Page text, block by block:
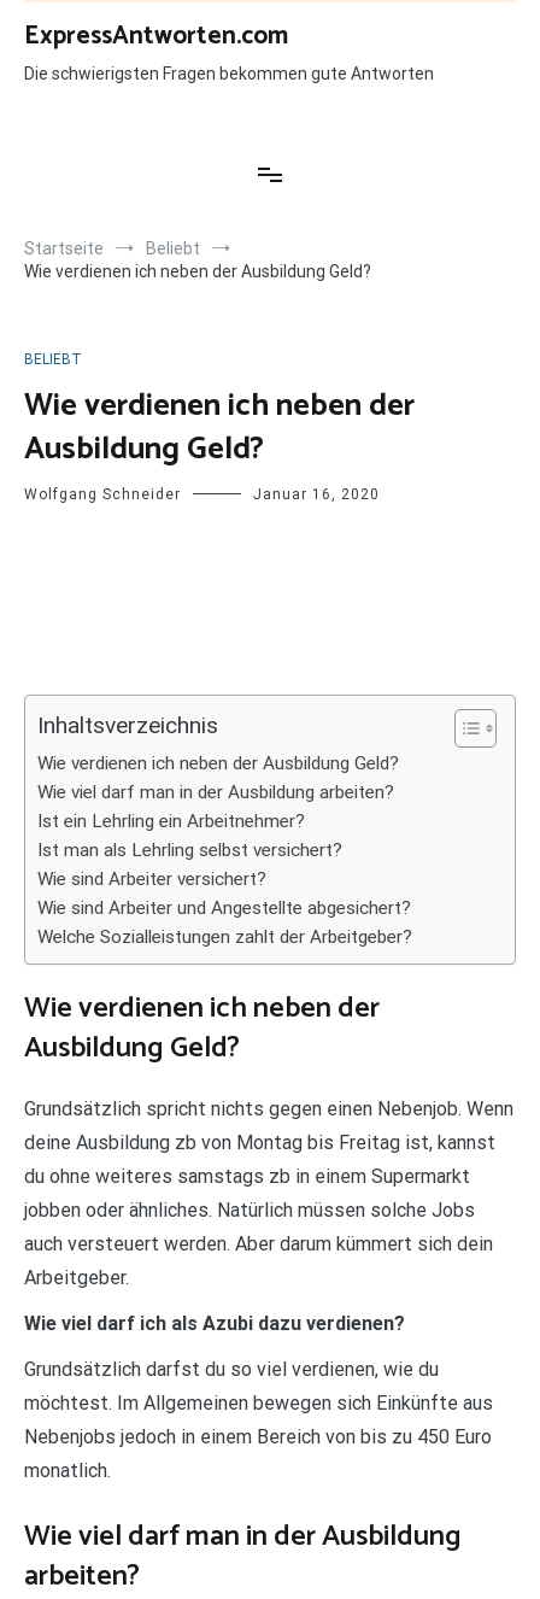
Zum
Inhalt
springen
ExpressAntworten.com
Die schwierigsten Fragen bekommen gute Antworten
Startseite
Beliebt
Wie verdienen ich neben der Ausbildung Geld?
BELIEBT
Wie verdienen ich neben der
Ausbildung Geld?
Wolfgang Schneider Januar 16, 2020
Inhaltsverzeichnis
Wie verdienen ich neben der Ausbildung Geld?
Wie viel darf man in der Ausbildung arbeiten?
Ist ein Lehrling ein Arbeitnehmer?
Ist man als Lehrling selbst versichert?
Wie sind Arbeiter versichert?
Wie sind Arbeiter und Angestellte abgesichert?
Welche Sozialleistungen zahlt der Arbeitgeber?
Wie verdienen ich neben der
Ausbildung Geld?
Grundsätzlich spricht nichts gegen einen Nebenjob. Wenn
deine Ausbildung zb von Montag bis Freitag ist, kannst
du ohne weiteres samstags zb in einem Supermarkt
jobben oder ähnliches. Natürlich müssen solche Jobs
auch versteuert werden. Aber darum kümmert sich dein
Arbeitgeber.
Wie viel darf ich als Azubi dazu verdienen?
Grundsätzlich darfst du so viel verdienen, wie du
möchtest. Im Allgemeinen bewegen sich Einkünfte aus
Nebenjobs jedoch in einem Bereich von bis zu 450 Euro
monatlich.
Wie viel darf man in der Ausbildung
arbeiten?